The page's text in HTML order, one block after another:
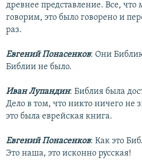
древнее представление. Все, что
говорим, это было говорено и
раз.
Евгений Понасенков: Они
Библии не было.
Иван Лупандин: Библия была
Дело в том, что никто ничего не
это была еврейская книга.
Евгений Понасенков: Как это
Это наша, это исконно русская!